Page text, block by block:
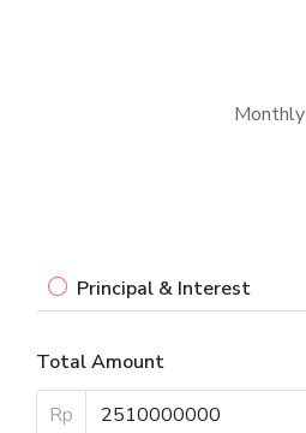
Monthly
Principal & Interest
Total Amount
Rp